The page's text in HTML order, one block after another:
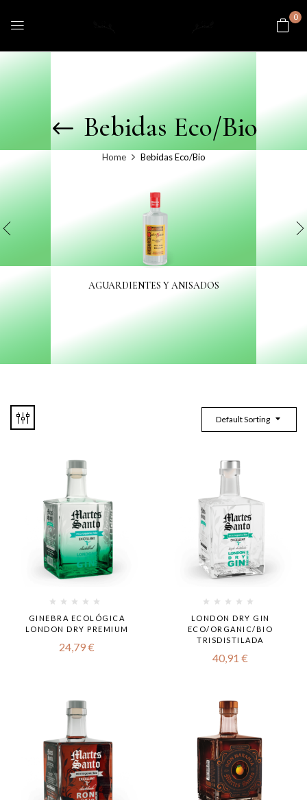
0
Bebidas Eco/Bio
Home Bebidas Eco/Bio
AGUARDIENTES Y ANISADOS
Default Sorting
GINEBRA ECOLÓGICA
LONDON DRY PREMIUM
24,79€
LONDON DRY GIN
ECO/ORGANIC/BIO
TRISDISTILADA
40,91 €